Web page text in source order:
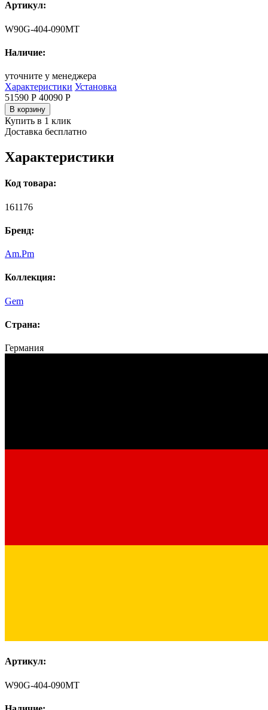
Артикул:
W90G-404-090MT
Наличие:
уточните у менеджера
Характеристики Установка
51590 Р 40090 Р
В корзину
Купить в 1 клик
Доставка бесплатно
Характеристики
Код товара:
161176
Бренд:
Am.Pm
Коллекция:
Gem
Страна:
Германия
Артикул:
W90G-404-090MT